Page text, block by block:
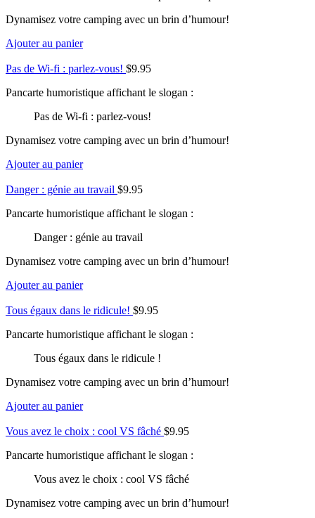
Dynamisez votre camping avec un brin d’humour!
Ajouter au panier
Pas de Wi-fi : parlez-vous! $9.95
Pancarte humoristique affichant le slogan :
Pas de Wi-fi : parlez-vous!
Dynamisez votre camping avec un brin d’humour!
Ajouter au panier
Danger : génie au travail $9.95
Pancarte humoristique affichant le slogan :
Danger : génie au travail
Dynamisez votre camping avec un brin d’humour!
Ajouter au panier
Tous égaux dans le ridicule! $9.95
Pancarte humoristique affichant le slogan :
Tous égaux dans le ridicule !
Dynamisez votre camping avec un brin d’humour!
Ajouter au panier
Vous avez le choix : cool VS fâché $9.95
Pancarte humoristique affichant le slogan :
Vous avez le choix : cool VS fâché
Dynamisez votre camping avec un brin d’humour!